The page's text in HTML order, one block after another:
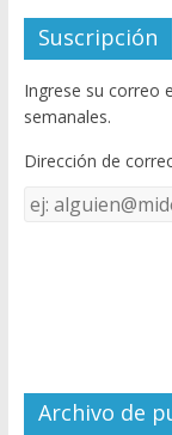
e
b
o
o
k
itt
er
u
Suscripción
Ingrese su correo
semanales.
Dirección de
Dirección
de
Archivo de